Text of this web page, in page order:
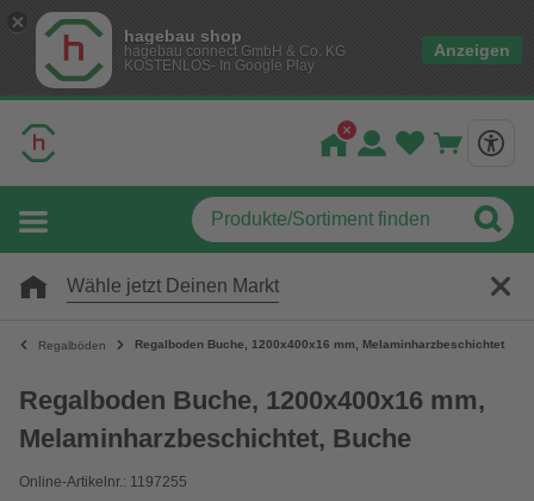
hagebau shop
hagebau connect GmbH & Co. KG
KOSTENLOS- In Google Play
Anzeigen
Wähle jetzt Deinen Markt
Regalböden Regalboden Buche, 1200x400x16 mm, Melaminharzbeschichtet,
Regalboden Buche, 1200x400x16 mm,
Melaminharzbeschichtet, Buche
Online-Artikelnr.: 1197255